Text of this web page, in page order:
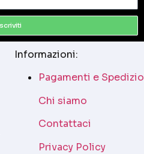
Informazioni:
Pagamenti e
Chi siamo
Contattaci
Privacy Policy